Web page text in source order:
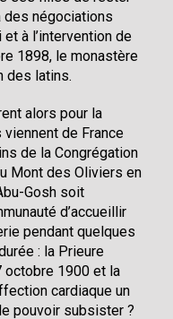
des négociations
à l’intervention de
1898, le monastère
des latins.
alors pour la
de France
de la Congrégation
Mont des Oliviers en
Gosh soit
d’accueillir
pendant quelques
: la Prieure
octobre 1900 et la
cardiaque un
pouvoir subsister ?